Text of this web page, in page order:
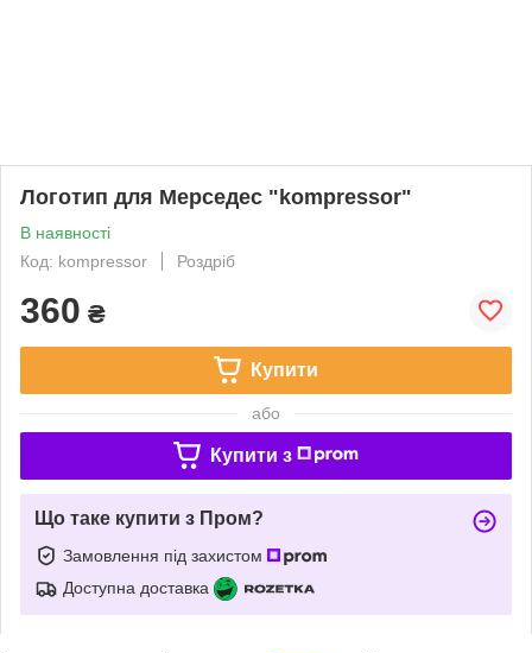
Логотип для Мерседес "kompressor"
В наявності
Код: kompressor
Роздріб
360 ₴
Купити
або
Купити з
Що таке купити з Пром?
Замовлення під захистом
Доступна доставка